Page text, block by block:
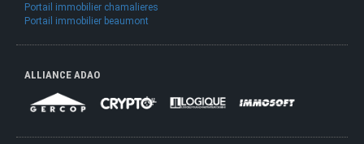
Portail immobilier chamalieres
Portail immobilier beaumont
ALLIANCE ADAO